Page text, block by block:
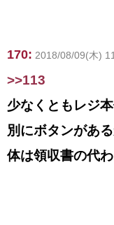
170: 2018/08/09(木)
>>113
少なくともレジ
別にボタンがあ
体は領収書の代